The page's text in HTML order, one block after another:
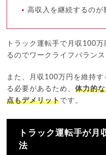
高収入を継続するのが
トラック運転手で月収100
るのでワークライフバラン
また、月収100万円を維持
る必要があるため、体力的
点もデメリットです。
トラック運転手が
法